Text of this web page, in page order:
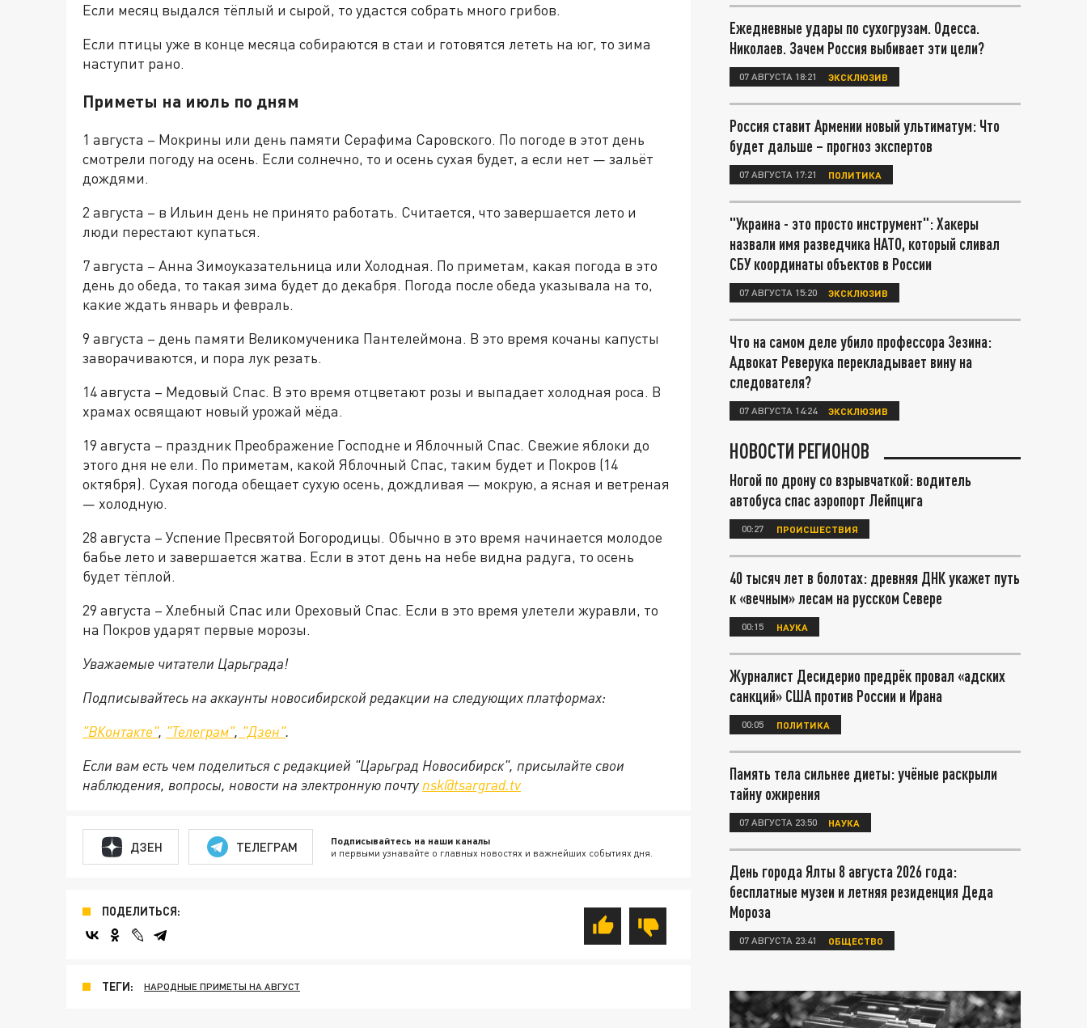
Если месяц выдался тёплый и сырой, то удастся собрать много грибов.
Если птицы уже в конце месяца собираются в стаи и готовятся лететь на юг, то зима
наступит рано.
Приметы на июль по дням
1 августа – Мокрины или день памяти Серафима Саровского. По погоде в этот день
смотрели погоду на осень. Если солнечно, то и осень сухая будет, а если нет — зальёт
дождями.
2 августа – в Ильин день не принято работать. Считается, что завершается лето и
люди перестают купаться.
7 августа – Анна Зимоуказательница или Холодная. По приметам, какая погода в это
день до обеда, то такая зима будет до декабря. Погода после обеда указывала на то,
какие ждать январь и февраль.
9 августа – день памяти Великомученика Пантелеймона. В это время кочаны капусты
заворачиваются, и пора лук резать.
14 августа – Медовый Спас. В это время отцветают розы и выпадает холодная роса. В
храмах освящают новый урожай мёда.
19 августа – праздник Преображение Господне и Яблочный Спас. Свежие яблоки до
этого дня не ели. По приметам, какой Яблочный Спас, таким будет и Покров (14
октября). Сухая погода обещает сухую осень, дождливая — мокрую, а ясная и ветреная
— холодную.
28 августа – Успение Пресвятой Богородицы. Обычно в это время начинается молодое
бабье лето и завершается жатва. Если в этот день на небе видна радуга, то осень
будет тёплой.
29 августа – Хлебный Спас или Ореховый Спас. Если в это время улетели журавли, то
на Покров ударят первые морозы.
Уважаемые читатели Царьграда!
Подписывайтесь на аккаунты новосибирской редакции на следующих платформах:
"ВКонтакте", "Телеграм", "Дзен".
Если вам есть чем поделиться с редакцией "Царьград Новосибирск", присылайте свои
наблюдения, вопросы, новости на электронную почтуnsk@tsargrad.tv
ДЗЕН ТЕЛЕГРАМ Подписывайтесь на наши каналы
и первыми узнавайте о главных новостях и важнейших событиях дня.
ПОДЕЛИТЬСЯ:
ТЕГИ: НАРОДНЫЕ ПРИМЕТЫ НА АВГУСТ
Ежедневные удары по сухогрузам. Одесса.
Николаев. Зачем Россия выбивает эти цели?
07 АВГУСТА 18:21 ЭКСКЛЮЗИВ
Россия ставит Армении новый ультиматум: Что
будет дальше – прогноз экспертов
07 АВГУСТА 17:21 ПОЛИТИКА
"Украина - это просто инструмент": Хакеры
назвали имя разведчика НАТО, который сливал
СБУ координаты объектов в России
07 АВГУСТА 15:20 ЭКСКЛЮЗИВ
Что на самом деле убило профессора Зезина:
Адвокат Реверука перекладывает вину на
следователя?
07 АВГУСТА 14:24 ЭКСКЛЮЗИВ
НОВОСТИ РЕГИОНОВ
Ногой по дрону со взрывчаткой: водитель
автобуса спас аэропорт Лейпцига
00:27 ПРОИСШЕСТВИЯ
40 тысяч лет в болотах: древняя ДНК укажет путь
к «вечным» лесам на русском Севере
00:15 НАУКА
Журналист Десидерио предрёк провал «адских
санкций» США против России и Ирана
00:05 ПОЛИТИКА
Память тела сильнее диеты: учёные раскрыли
тайну ожирения
07 АВГУСТА 23:50 НАУКА
День города Ялты 8 августа 2026 года:
бесплатные музеи и летняя резиденция Деда
Мороза
07 АВГУСТА 23:41 ОБЩЕСТВО